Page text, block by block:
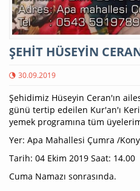
ŞEHİT HÜSEYİN
30.09.2019
Şehidimiz Hüseyin Ceran'ın
günü tertip edeilen Kur'an'ı
yemek programına tüm
Yer: Apa Mahallesi Çumra /
Tarih: 04 Ekim 2019 Saat: 14.00
Cuma Namazı sonrasında.